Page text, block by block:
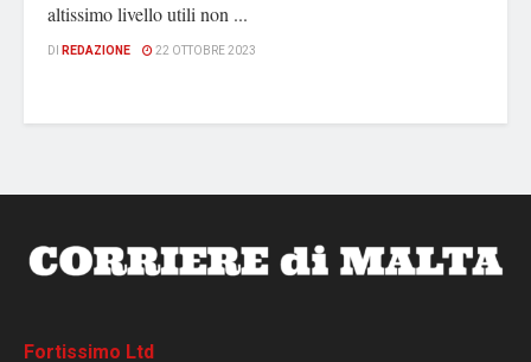
altissimo livello utili non ...
DI REDAZIONE 22 OTTOBRE 2023
Fortissimo Ltd